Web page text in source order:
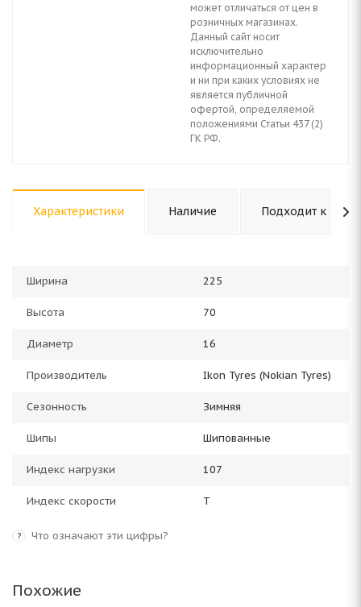
может отличаться от цен в
розничных магазинах.
Данный сайт носит
исключительно
информационный характер
и ни при каких условиях не
является публичной
офертой, определяемой
положениями Статьи 437 (2)
ГК РФ.
Характеристики Наличие Подходит к авто
Ширина 225
Высота 70
Диаметр 16
Производитель Ikon Tyres (Nokian Tyres)
Сезонность Зимняя
Шипы Шипованные
Индекс нагрузки 107
Индекс скорости T
? Что означают эти цифры?
Похожие